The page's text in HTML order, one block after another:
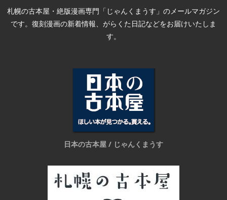
札幌の古本屋・絶版漫画専門「じゃんくまうす」のメールマガジン
です。復刻漫画の新着情報、がらくた日記などをお届けいたしま
す。
日本の古本屋 / じゃんくまうす